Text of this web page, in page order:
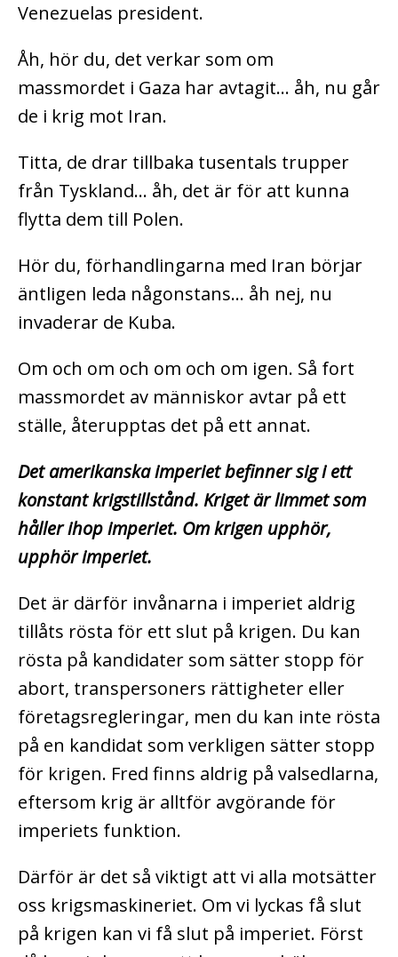
Venezuelas president.
Åh, hör du, det verkar som om
massmordet i Gaza har avtagit… åh, nu går
de i krig mot Iran.
Titta, de drar tillbaka tusentals trupper
från Tyskland… åh, det är för att kunna
flytta dem till Polen.
Hör du, förhandlingarna med Iran börjar
äntligen leda någonstans… åh nej, nu
invaderar de Kuba.
Om och om och om och om igen. Så fort
massmordet av människor avtar på ett
ställe, återupptas det på ett annat.
Det amerikanska imperiet befinner sig i ett
konstant krigstillstånd. Kriget är limmet som
håller ihop imperiet. Om krigen upphör,
upphör imperiet.
Det är därför invånarna i imperiet aldrig
tillåts rösta för ett slut på krigen. Du kan
rösta på kandidater som sätter stopp för
abort, transpersoners rättigheter eller
företagsregleringar, men du kan inte rösta
på en kandidat som verkligen sätter stopp
för krigen. Fred finns aldrig på valsedlarna,
eftersom krig är alltför avgörande för
imperiets funktion.
Därför är det så viktigt att vi alla motsätter
oss krigsmaskineriet. Om vi lyckas få slut
på krigen kan vi få slut på imperiet. Först